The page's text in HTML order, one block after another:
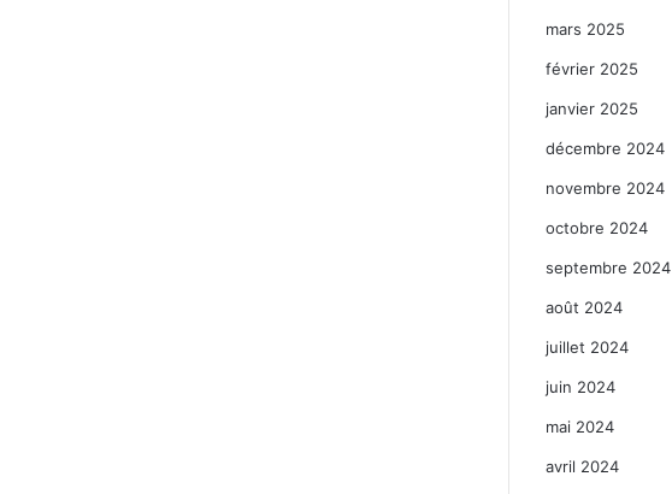
mars 2025
février 2025
janvier 2025
décembre 2024
novembre 2024
octobre 2024
septembre 2024
août 2024
juillet 2024
juin 2024
mai 2024
avril 2024